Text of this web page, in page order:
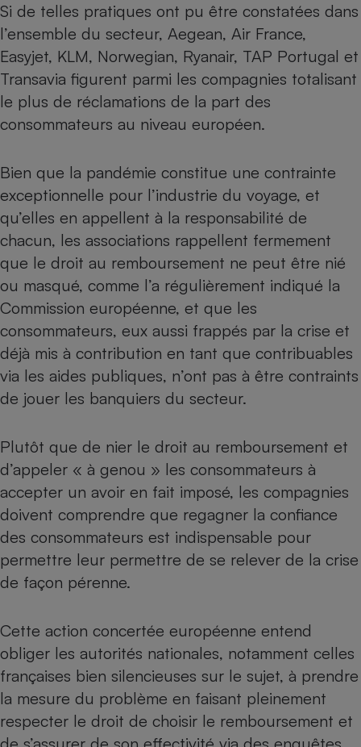
Si de telles pratiques ont pu être constatées dans
l’ensemble du secteur, Aegean, Air France,
Easyjet, KLM, Norwegian, Ryanair, TAP Portugal et
Transavia figurent parmi les compagnies totalisant
le plus de réclamations de la part des
consommateurs au niveau européen.
Bien que la pandémie constitue une contrainte
exceptionnelle pour l’industrie du voyage, et
qu’elles en appellent à la responsabilité de
chacun, les associations rappellent fermement
que le droit au remboursement ne peut être nié
ou masqué, comme l’a régulièrement indiqué la
Commission européenne, et que les
consommateurs, eux aussi frappés par la crise et
déjà mis à contribution en tant que contribuables
via les aides publiques, n’ont pas à être contraints
de jouer les banquiers du secteur.
Plutôt que de nier le droit au remboursement et
d’appeler « à genou » les consommateurs à
accepter un avoir en fait imposé, les compagnies
doivent comprendre que regagner la confiance
des consommateurs est indispensable pour
permettre leur permettre de se relever de la crise
de façon pérenne.
Cette action concertée européenne entend
obliger les autorités nationales, notamment celles
françaises bien silencieuses sur le sujet, à prendre
la mesure du problème en faisant pleinement
respecter le droit de choisir le remboursement et
Plaque de cuisson à
induction
Climatiseur -
Ventilateur
Cafetière à expressos
Téléphone mobile -
Smartphone
Antivirus
Radiateur électrique
Ventilateur